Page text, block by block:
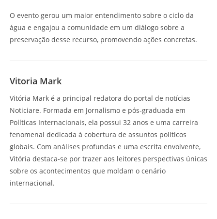
O evento gerou um maior entendimento sobre o ciclo da
água e engajou a comunidade em um diálogo sobre a
preservação desse recurso, promovendo ações concretas.
Vitoria Mark
Vitória Mark é a principal redatora do portal de notícias
Noticiare. Formada em Jornalismo e pós-graduada em
Políticas Internacionais, ela possui 32 anos e uma carreira
fenomenal dedicada à cobertura de assuntos políticos
globais. Com análises profundas e uma escrita envolvente,
Vitória destaca-se por trazer aos leitores perspectivas únicas
sobre os acontecimentos que moldam o cenário
internacional.